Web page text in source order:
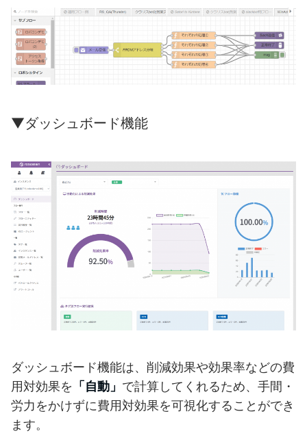
▼ダッシュボード機能
ダッシュボード機能は、削減効果や効果率などの費
用対効果を 「自動」 で計算してくれるため、手間・
労力をかけずに費用対効果を可視化することができ
ます。